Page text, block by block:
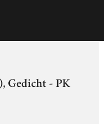
Gedicht - PK